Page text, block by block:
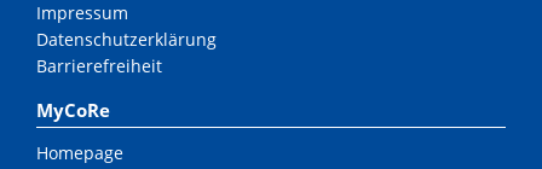
Impressum
Datenschutzerklärung
Barrierefreiheit
MyCoRe
Homepage